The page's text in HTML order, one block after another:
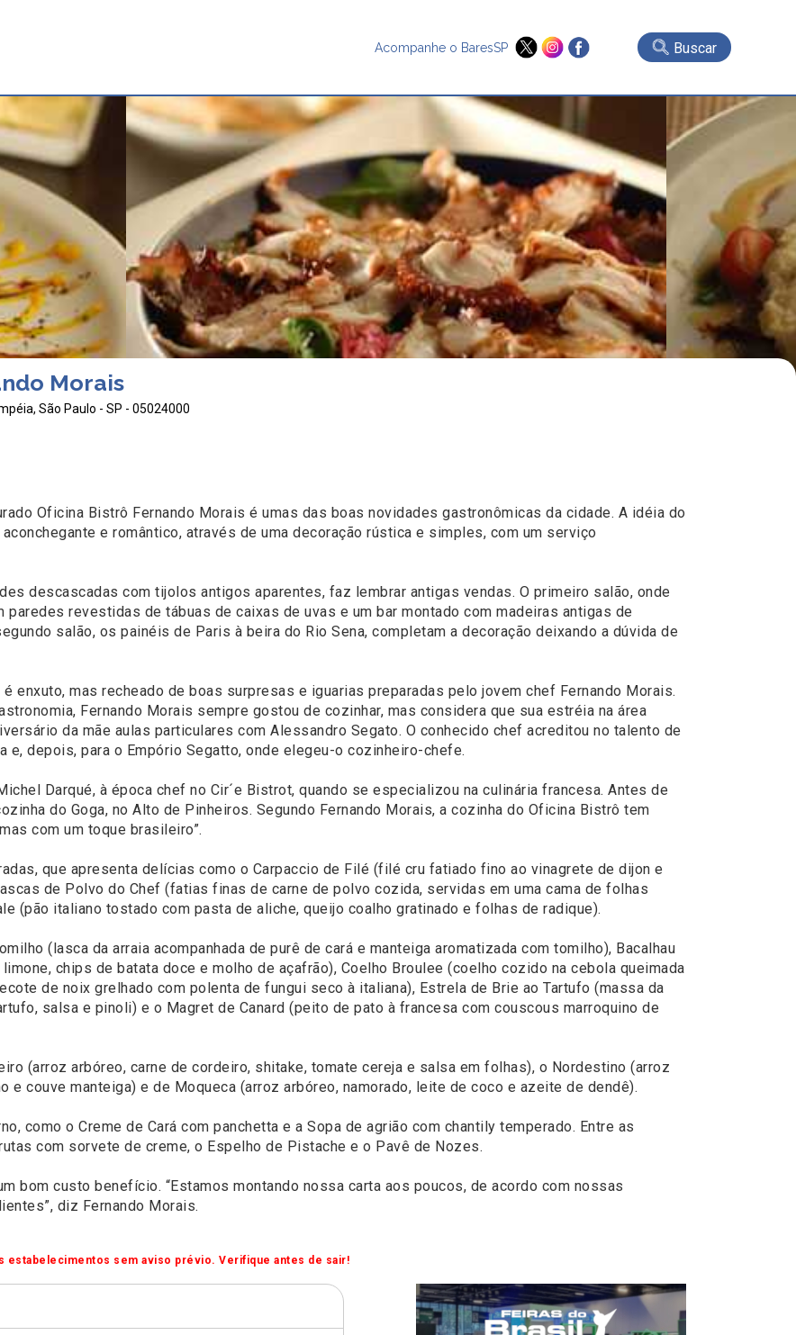
Acompanhe o BaresSP Buscar
Morais
São Paulo - SP - 05024000
Oficina Bistrô Fernando Morais é umas das boas novidades gastronômicas da cidade. A idéia do
e romântico, através de uma decoração rústica e simples, com um serviço
descascadas com tijolos antigos aparentes, faz lembrar antigas vendas. O primeiro salão, onde
paredes revestidas de tábuas de caixas de uvas e um bar montado com madeiras antigas de
salão, os painéis de Paris à beira do Rio Sena, completam a decoração deixando a dúvida de
enxuto, mas recheado de boas surpresas e iguarias preparadas pelo jovem chef Fernando Morais.
Fernando Morais sempre gostou de cozinhar, mas considera que sua estréia na área
da mãe aulas particulares com Alessandro Segato. O conhecido chef acreditou no talento de
e, depois, para o Empório Segatto, onde elegeu-o cozinheiro-chefe.
Darqué, à época chef no Cir´e Bistrot, quando se especializou na culinária francesa. Antes de
do Goga, no Alto de Pinheiros. Segundo Fernando Morais, a cozinha do Oficina Bistrô tem
com um toque brasileiro”.
que apresenta delícias como o Carpaccio de Filé (filé cru fatiado fino ao vinagrete de dijon e
de Polvo do Chef (fatias finas de carne de polvo cozida, servidas em uma cama de folhas
(pão italiano tostado com pasta de aliche, queijo coalho gratinado e folhas de radique).
(lasca da arraia acompanhada de purê de cará e manteiga aromatizada com tomilho), Bacalhau
chips de batata doce e molho de açafrão), Coelho Broulee (coelho cozido na cebola queimada
de noix grelhado com polenta de fungui seco à italiana), Estrela de Brie ao Tartufo (massa da
salsa e pinoli) e o Magret de Canard (peito de pato à francesa com couscous marroquino de
(arroz arbóreo, carne de cordeiro, shitake, tomate cereja e salsa em folhas), o Nordestino (arroz
e couve manteiga) e de Moqueca (arroz arbóreo, namorado, leite de coco e azeite de dendê).
como o Creme de Cará com panchetta e a Sopa de agrião com chantily temperado. Entre as
com sorvete de creme, o Espelho de Pistache e o Pavê de Nozes.
bom custo benefício. “Estamos montando nossa carta aos poucos, de acordo com nossas
diz Fernando Morais.
sem aviso prévio. Verifique antes de sair!